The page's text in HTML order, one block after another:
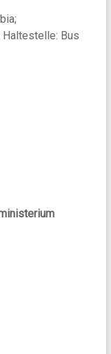
Haltestelle: Bus